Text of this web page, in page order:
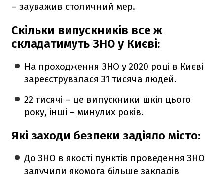
– зауважив столичний мер.
Скільки випускників все ж
складатимуть ЗНО у Києві:
На проходження ЗНО у 2020 році в Києві
зареєструвалася 31 тисяча людей.
22 тисячі – це випускники шкіл цього
року, інші – минулих років.
Які заходи безпеки задіяло місто:
До ЗНО в якості пунктів проведення ЗНО
залучили якомога більше закладів